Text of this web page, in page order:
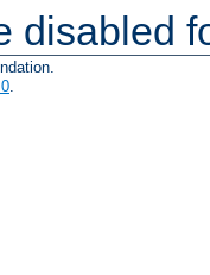
disabled
.